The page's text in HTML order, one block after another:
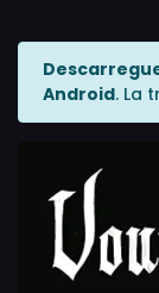
Android. La